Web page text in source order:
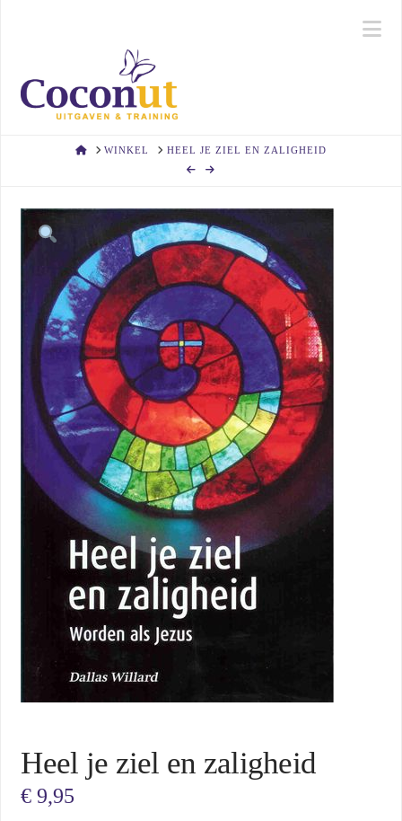
HOMEWINKEL HEEL JE ZIEL EN ZALIGHEID
Heel je ziel en zaligheid
€ 9,95